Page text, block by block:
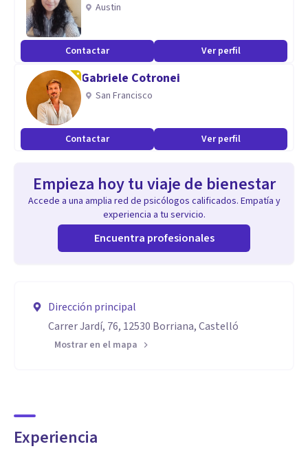
Austin
Contactar Ver perfil
Gabriele Cotronei
San Francisco
Contactar Ver perfil
Empieza hoy tu viaje de bienestar
Accede a una amplia red de psicólogos calificados. Empatía y
experiencia a tu servicio.
Encuentra profesionales
Dirección principal
Carrer Jardí, 76, 12530 Borriana, Castelló
Mostrar en el mapa
Experiencia